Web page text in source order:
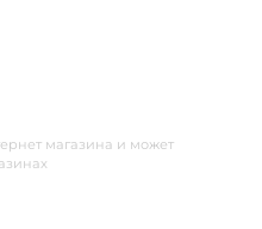
магазина и может